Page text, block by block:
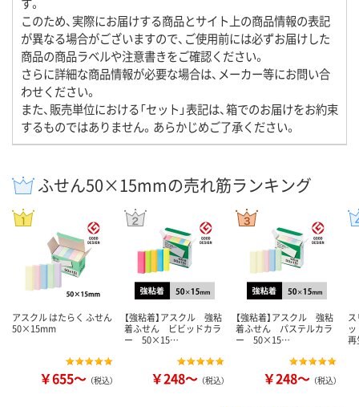
このため、実際にお届けする商品とサイト上の商品情報の表記
が異なる場合がございますので、ご使用前には必ずお届けした
商品の商品ラベルや注意書きをご確認ください。
さらに詳細な商品情報が必要な場合は、メーカー等にお問い合
わせください。
また、販売単位における「セット」表記は、箱でのお届けをお約束
するものではありません。あらかじめご了承ください。
ふせん50×15mmの売れ筋ランキング
アスクル はたらく ふせん
50×15mm
￥655～ （税込）
【強粘着】アスクル 強粘
着ふせん ビビッドカラ
ー 50×15…
￥248～ （税込）
【強粘着】アスクル 強粘
着ふせん パステルカラ
ー 50×15…
￥248～ （税込）